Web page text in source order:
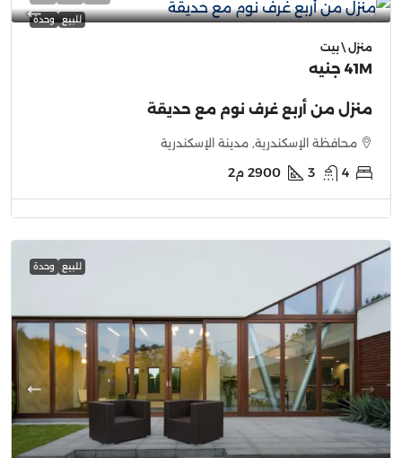
للبيع وحدة
منزل \ بيت
41M جنيه
منزل من أربع غرف نوم مع حديقة
محافظة الإسكندرية, مدينة الإسكندرية
4
3
2900 م2
للبيع وحدة